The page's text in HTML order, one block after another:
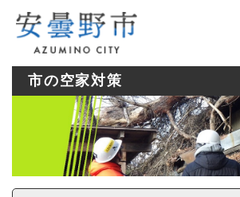
メニューを飛ばして本文へ
市の空家対策